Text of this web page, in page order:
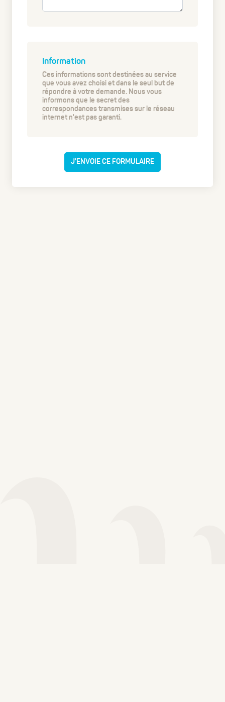
Information
Ces informations sont destinées au service
que vous avez choisi et dans le seul but de
répondre à votre demande. Nous vous
informons que le secret des
correspondances transmises sur le réseau
internet n'est pas garanti.